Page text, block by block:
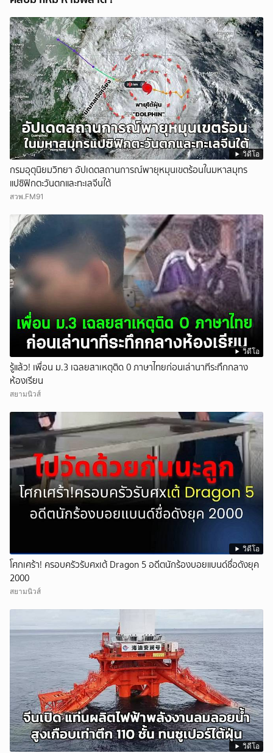
วิดีโอ
กรมอุตุนิยมวิทยา อัปเดตสถานการณ์พายุหมุนเขตร้อนในมหาสมุทร
แปซิฟิกตะวันตกและทะเลจีนใต้
สวพ.FM91
วิดีโอ
รู้แล้ว! เพื่อน ม.3 เฉลยสาเหตุติด 0 ภาษาไทยก่อนเล่านาทีระทึกกลาง
ห้องเรียน
สยามนิวส์
วิดีโอ
โศกเศร้า! ครอบครัวรับศxเต้ Dragon 5 อดีตนักร้องบอยแบนด์ชื่อดังยุค
2000
สยามนิวส์
วิดีโอ